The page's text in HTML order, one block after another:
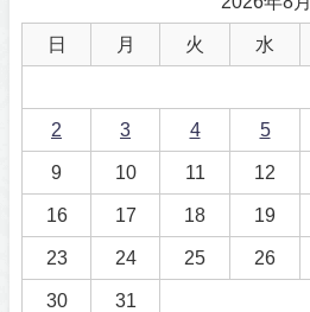
日 月 火 水
2 3 4 5
9 10 11 12
16 17 18 19
23 24 25 26
30
31